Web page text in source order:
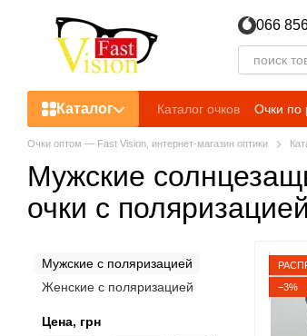
066
Каталог Каталог очков Очки по
Пользовательское
Очки оптом — Fast Vision, интернет-магазин оптики
Мужские
очки с поляризацией
−3%
Мужские с поляризацией
Женские с поляризацией
Цена, грн